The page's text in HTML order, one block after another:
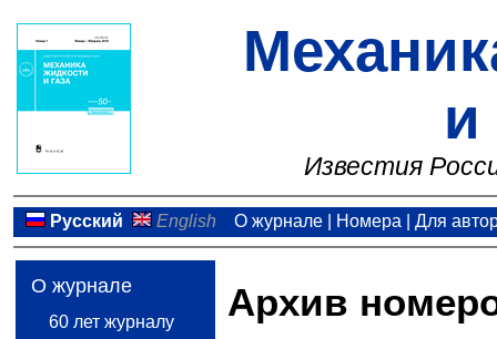
и
Известия
Русский English О журнале| Номера Для
О журнале
60 лет журналу Архив